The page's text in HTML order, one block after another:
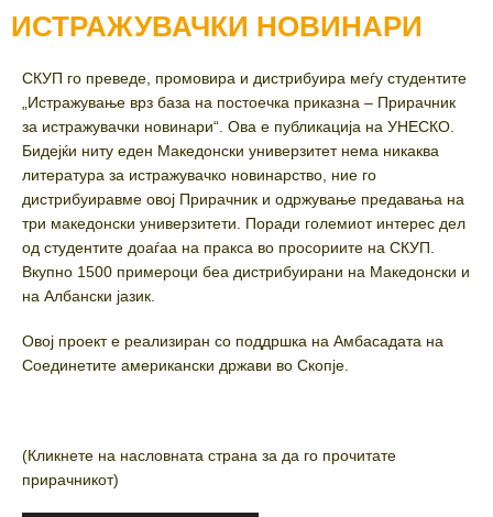
ИСТРАЖУВАЧКИ НОВИНАРИ
СКУП го преведе, промовира и дистрибуира меѓу студентите
„Истражување врз база на постоечка приказна – Прирачник
за истражувачки новинари“. Ова е публикација на УНЕСКО.
Бидејќи ниту еден Македонски универзитет нема никаква
литература за истражувачко новинарство, ние го
дистрибуиравме овој Прирачник и одржување предавања на
три македонски универзитети. Поради големиот интерес дел
од студентите доаѓаа на пракса во просориите на СКУП.
Вкупно 1500 примероци беа дистрибуирани на Македонски и
на Албански јазик.
Овој проект е реализиран со поддршка на Амбасадата на
Соединетите американски држави во Скопје.
(Кликнете на насловната страна за да го прочитате
прирачникот)